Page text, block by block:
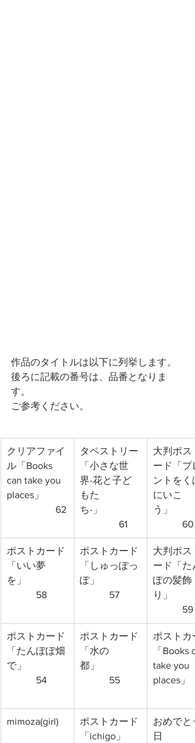
作品のタイトルは以下に列挙します。
後ろに記載の番号は、品番となりま
す。
ご参考ください。
クリアファイ
ル「Books
can take you
places」
62
タペストリー
「小さな世
界-花と子ど
もた
ち-」
61
大判ポス
ード「プ
ントをく
にいこ
う
60
ポストカード
「いい夢
を」
58
ポストカード
「しゅっぽっ
ぽ」
57
大判ポス
ード「た
ぽの髪飾
り
59
ポストカード
「たんぽぽ畑
で」
54
ポストカード
「水の
都」
55
ポストカ
「Books
take you
places
mimoza(girl)
ポストカード
「ichigo」
おめでと